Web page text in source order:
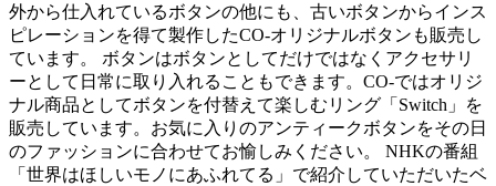
外から仕入れているボタンの他にも、古いボタンからインス
ピレーションを得て製作したCO-オリジナルボタンも販売し
ています。 ボタンはボタンとしてだけではなくアクセサリ
ーとして日常に取り入れることもできます。CO-ではオリジ
ナル商品としてボタンを付替えて楽しむリング「Switch」を
販売しています。お気に入りのアンティークボタンをその日
のファッションに合わせてお愉しみください。 NHKの番組
「世界はほしいモノにあふれてる」で紹介していただいたベ